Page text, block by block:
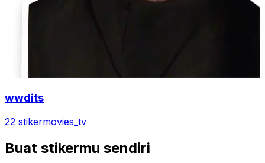
wwdits
22 stikermovies_tv
Buat stikermu sendiri